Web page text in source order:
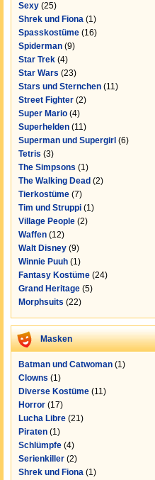
Sexy (25)
Shrek und Fiona (1)
Spasskostüme (16)
Spiderman (9)
Star Trek (4)
Star Wars (23)
Stars und Sternchen (11)
Street Fighter (2)
Super Mario (4)
Superhelden (11)
Superman und Supergirl (6)
Tetris (3)
The Simpsons (1)
The Walking Dead (2)
Tierkostüme (7)
Tim und Struppi (1)
Village People (2)
Waffen (12)
Walt Disney (9)
Winnie Puuh (1)
Fantasy Kostüme (24)
Grand Heritage (5)
Morphsuits (22)
Masken
Batman und Catwoman (1)
Clowns (1)
Diverse Kostüme (11)
Horror (17)
Lucha Libre (21)
Piraten (1)
Schlümpfe (4)
Serienkiller (2)
Shrek und Fiona (1)